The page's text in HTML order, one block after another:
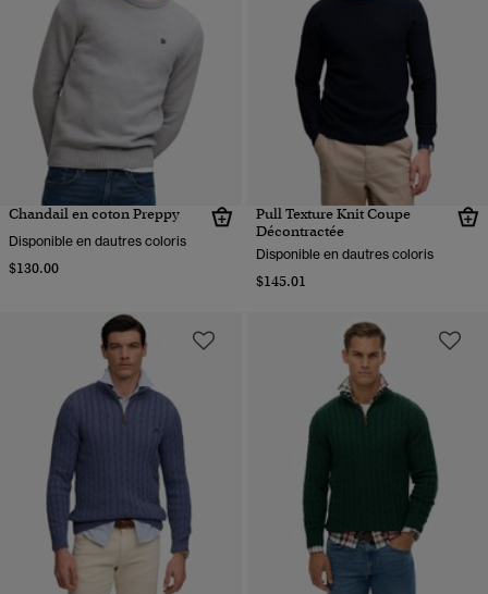
Chandail en coton Preppy
Disponible en dautres coloris
$130.00
Pull Texture Knit Coupe
Décontractée
Disponible en dautres coloris
$145.01